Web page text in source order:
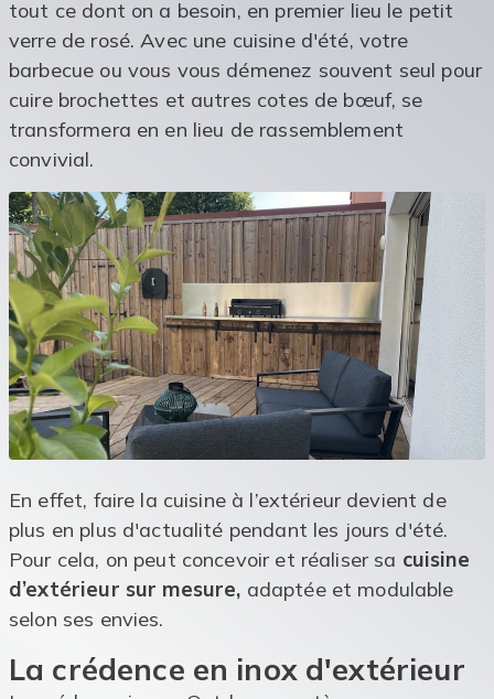
tout ce dont on a besoin, en premier lieu le petit
verre de rosé. Avec une cuisine d'été, votre
barbecue ou vous vous démenez souvent seul pour
cuire brochettes et autres cotes de bœuf, se
transformera en en lieu de rassemblement
convivial.
En effet, faire la cuisine à l’extérieur devient de
plus en plus d'actualité pendant les jours d'été.
Pour cela, on peut concevoir et réaliser sa cuisine
d’extérieur sur mesure, adaptée et modulable
selon ses envies.
La crédence en inox d'extérieur